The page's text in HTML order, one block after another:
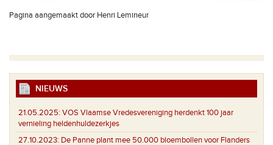
Pagina aangemaakt door Henri Lemineur
NIEUWS
21.05.2025: VOS Vlaamse Vredesvereniging herdenkt 100 jaar
vernieling heldenhuldezerkjes
27.10.2023: De Panne plant mee 50.000 bloembollen voor Flanders